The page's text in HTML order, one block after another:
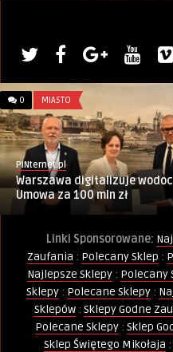
0 MIASTO
PINternet.pl
Warszawa digitalizuje
Umowa za 100 mln zł
Linki Sponsorowane:
Zaufania : Polecany Sklep :
Najlepsze Sklepy : Polecany
Sklepy: Polecane Sklepy:
Sklepów: Sklepy Godne
Polecane Sklepy : Sklep
Sklep Świętego Mikołaja :